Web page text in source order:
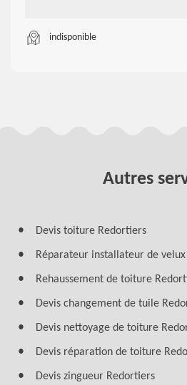
indisponible
Autres
Devis toiture Redortiers
Réparateur installateur de
Rehaussement de toiture
Devis changement de tuile
Devis nettoyage de toiture
Devis réparation de toiture
Devis zingueur Redortiers